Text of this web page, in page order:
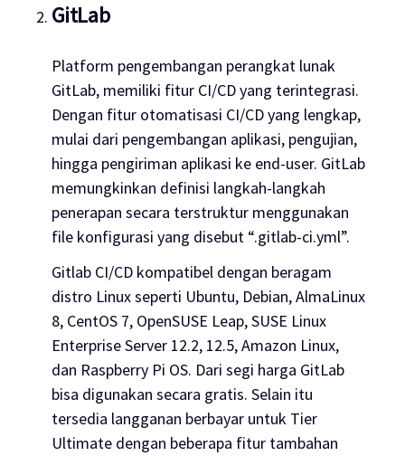
GitLab
Platform pengembangan perangkat lunak
GitLab, memiliki fitur CI/CD yang terintegrasi.
Dengan fitur otomatisasi CI/CD yang lengkap,
mulai dari pengembangan aplikasi, pengujian,
hingga pengiriman aplikasi ke end-user. GitLab
memungkinkan definisi langkah-langkah
penerapan secara terstruktur menggunakan
file konfigurasi yang disebut “.gitlab-ci.yml”.
Gitlab CI/CD kompatibel dengan beragam
distro Linux seperti Ubuntu, Debian, AlmaLinux
8, CentOS 7, OpenSUSE Leap, SUSE Linux
Enterprise Server 12.2, 12.5, Amazon Linux,
dan Raspberry Pi OS. Dari segi harga GitLab
bisa digunakan secara gratis. Selain itu
tersedia langganan berbayar untuk Tier
Ultimate dengan beberapa fitur tambahan